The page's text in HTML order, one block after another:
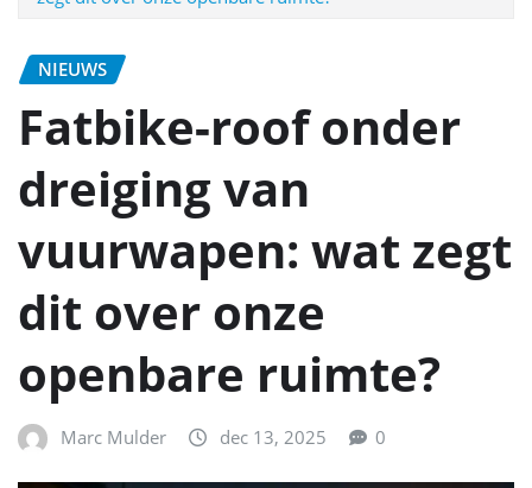
NIEUWS
Fatbike-roof onder
dreiging van
vuurwapen: wat zegt
dit over onze
openbare ruimte?
Marc Mulder dec 13, 2025 0